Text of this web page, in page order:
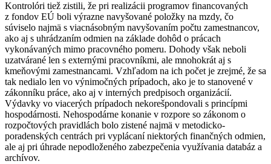
Kontrolóri tiež zistili, že pri realizácii programov financovaných
z fondov EÚ boli výrazne navyšované položky na mzdy, čo
súviselo najmä s viacnásobným navyšovaním počtu zamestnancov,
ako aj s uhrádzaním odmien na základe dohôd o prácach
vykonávaných mimo pracovného pomeru. Dohody však neboli
uzatvárané len s externými pracovníkmi, ale mnohokrát aj s
kmeňovými zamestnancami. Vzhľadom na ich počet je zrejmé, že sa
tak nedialo len vo výnimočných prípadoch, ako je to stanovené v
zákonníku práce, ako aj v interných predpisoch organizácií.
Výdavky vo viacerých prípadoch nekorešpondovali s princípmi
hospodárnosti. Nehospodárne konanie v rozpore so zákonom o
rozpočtových pravidlách bolo zistené najmä v metodicko-
poradenských centrách pri vyplácaní niektorých finančných odmien,
ale aj pri úhrade nepodloženého zabezpečenia využívania databáz a
archívov.